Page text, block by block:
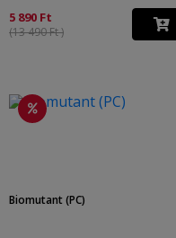
5 890 Ft
(13 490 Ft )
Biomutant (PC)